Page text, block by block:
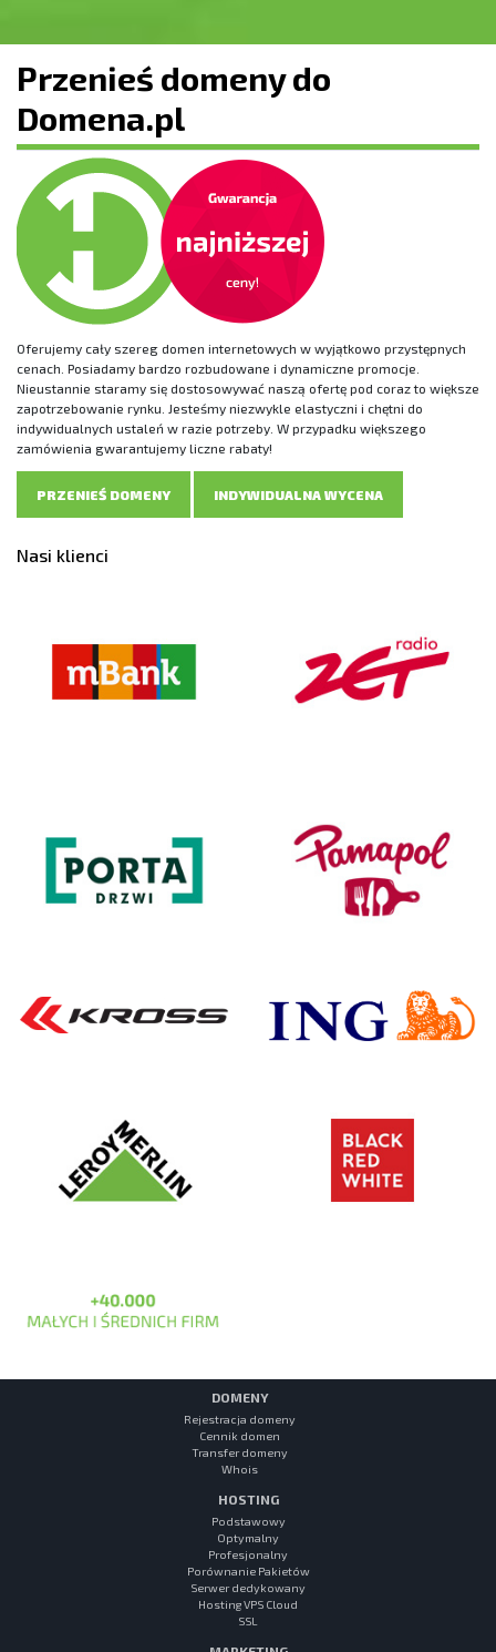
Przenieś domeny do
Domena.pl
Oferujemy cały szereg domen internetowych w wyjątkowo przystępnych
cenach. Posiadamy bardzo rozbudowane i dynamiczne promocje.
Nieustannie staramy się dostosowywać naszą ofertę pod coraz to większe
zapotrzebowanie rynku. Jesteśmy niezwykle elastyczni i chętni do
indywidualnych ustaleń w razie potrzeby. W przypadku większego
zamówienia gwarantujemy liczne rabaty!
PRZENIEŚ DOMENY INDYWIDUALNA WYCENA
Nasi klienci
DOMENY
Rejestracja domeny
Cennik domen
Transfer domeny
Whois
HOSTING
Podstawowy
Optymalny
Profesjonalny
Porównanie Pakietów
Serwer dedykowany
Hosting VPS Cloud
SSL